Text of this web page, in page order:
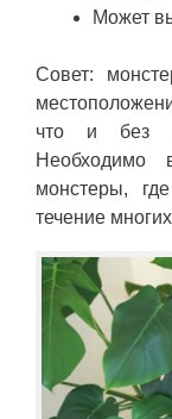
Может
Совет:
что и без
Необходимо
монстеры,
течение многих